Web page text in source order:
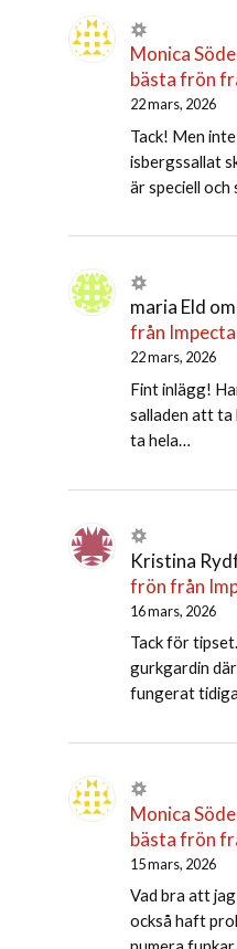
Monica
bästa frön
22 mars, 2026
Tack! Men
isbergssallat
är speciell och
maria Eld om
från Impecta
22 mars, 2026
Fint inlägg!
salladen att ta
ta hela…
Kristina
frön från
16 mars, 2026
Tack för
gurkgardin
fungerat
Monica
bästa frön
15 mars, 2026
Vad bra att
också haft